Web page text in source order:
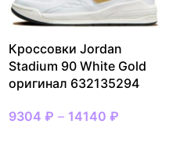
Кроссовки Jordan
Stadium 90 White Gold
оригинал 632135294
9304 ₽ – 14140 ₽